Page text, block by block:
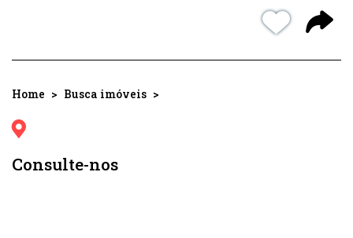
Home Busca imóveis
Consulte-nos